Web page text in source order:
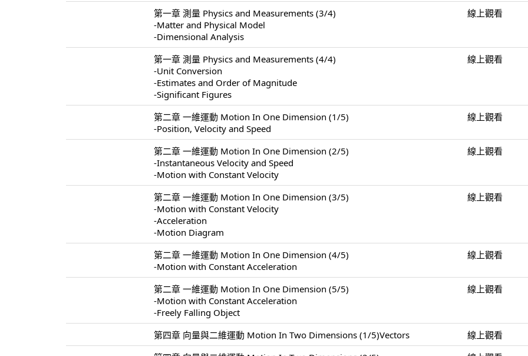
第一章 測量 Physics and Measurements (3/4)
-Matter and Physical Model
-Dimensional Analysis
線上觀看
第一章 測量 Physics and Measurements (4/4)
-Unit Conversion
-Estimates and Order of Magnitude
-Significant Figures
線上觀看
第二章 一維運動 Motion In One Dimension (1/5)
-Position, Velocity and Speed
線上觀看
第二章 一維運動 Motion In One Dimension (2/5)
-Instantaneous Velocity and Speed
-Motion with Constant Velocity
線上觀看
第二章 一維運動 Motion In One Dimension (3/5)
-Motion with Constant Velocity
-Acceleration
-Motion Diagram
線上觀看
第二章 一維運動 Motion In One Dimension (4/5)
-Motion with Constant Acceleration
線上觀看
第二章 一維運動 Motion In One Dimension (5/5)
-Motion with Constant Acceleration
-Freely Falling Object
線上觀看
第四章 向量與二維運動 Motion In Two Dimensions (1/5)Vectors
線上觀看